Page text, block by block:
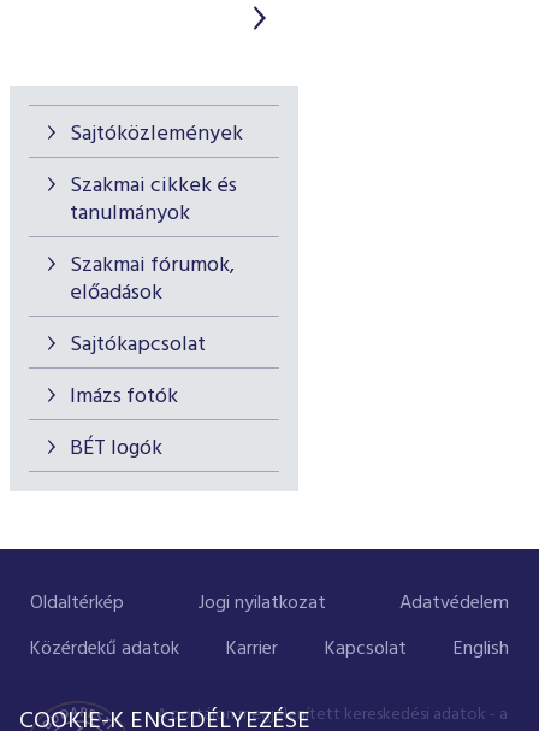
Sajtóközlemények
Szakmai cikkek és
tanulmányok
Szakmai fórumok,
előadások
Sajtókapcsolat
Imázs fotók
BÉT logók
Oldaltérkép Jogi nyilatkozat
Adatvédelem
Közérdekű adatok
Karrier Kapcsolat English
A portálon megjelenített kereskedési adatok - a
COOKIE-K ENGEDÉLYEZÉSE